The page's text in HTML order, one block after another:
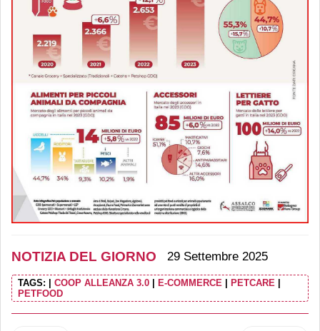
NOTIZIA DEL GIORNO 29 Settembre 2025
TAGS: COOP ALLEANZA 3.0 E-COMMERCE PETCARE
PETFOOD